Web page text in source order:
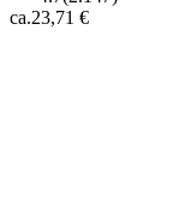
ca.23,71 €